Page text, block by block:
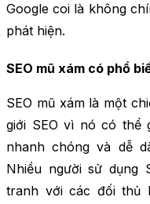
Google coi là không
phát hiện.
SEO mũ xám có phổ
SEO mũ xám là một
giới SEO vì nó có thể
nhanh chóng và dễ
Nhiều người sử dụng
tranh với các đối thủ